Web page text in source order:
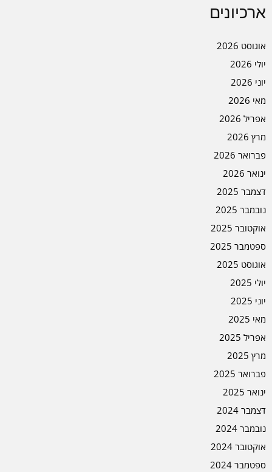
ארכיונים
אוגוסט 2026
יולי 2026
יוני 2026
מאי 2026
אפריל 2026
מרץ 2026
פברואר 2026
ינואר 2026
דצמבר 2025
נובמבר 2025
אוקטובר 2025
ספטמבר 2025
אוגוסט 2025
יולי 2025
יוני 2025
מאי 2025
אפריל 2025
מרץ 2025
פברואר 2025
ינואר 2025
דצמבר 2024
נובמבר 2024
אוקטובר 2024
ספטמבר 2024